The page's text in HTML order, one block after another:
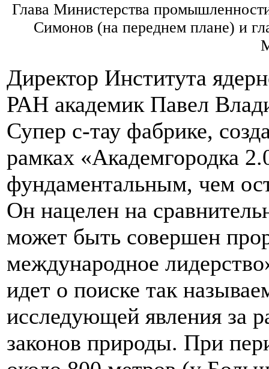
Глава Министерства
Симонов (на переднем плане) и
Директор Института
РАН академик Павел
Супер с-тау фабрике,
рамках «Академгородка
фундаментальным, чем
Он нацелен на
может быть совершен
международное
идет о поиске так
исследующей явления за
законов природы. При